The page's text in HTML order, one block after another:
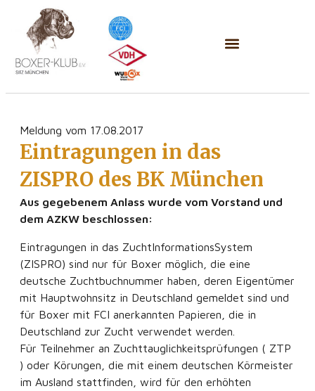
Meldung vom 17.08.2017
Eintragungen in das
ZISPRO des BK München
Aus gegebenem Anlass wurde vom Vorstand und
dem AZKW beschlossen:
Eintragungen in das ZuchtInformationsSystem
(ZISPRO) sind nur für Boxer möglich, die eine
deutsche Zuchtbuchnummer haben, deren Eigentümer
mit Hauptwohnsitz in Deutschland gemeldet sind und
für Boxer mit FCI anerkannten Papieren, die in
Deutschland zur Zucht verwendet werden.
Für Teilnehmer an Zuchttauglichkeitsprüfungen ( ZTP
) oder Körungen, die mit einem deutschen Körmeister
im Ausland stattfinden, wird für den erhöhten